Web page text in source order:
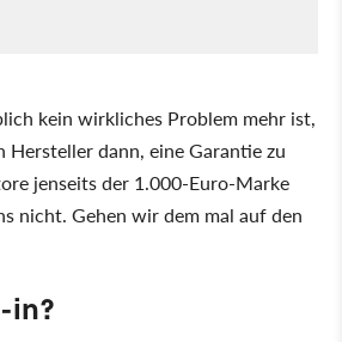
kein wirkliches Problem mehr ist,
Hersteller dann, eine Garantie zu
jenseits der 1.000-Euro-Marke
nicht. Gehen wir dem mal auf den
in?